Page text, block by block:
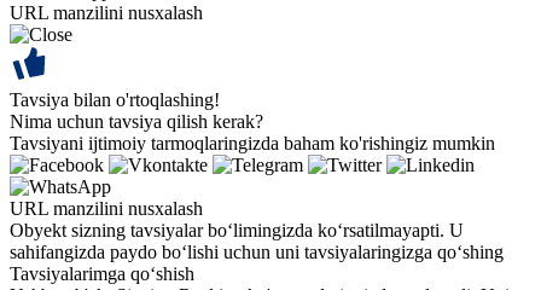
URL manzilini nusxalash
Tavsiya bilan o'rtoqlashing!
Nima uchun tavsiya qilish kerak?
Tavsiyani ijtimoiy tarmoqlaringizda baham ko'rishingiz mumkin
URL manzilini nusxalash
Obyekt sizning tavsiyalar bo‘limingizda ko‘rsatilmayapti. U
sahifangizda paydo bo‘lishi uchun uni tavsiyalaringizga qo‘shing
Tavsiyalarimga qo‘shish